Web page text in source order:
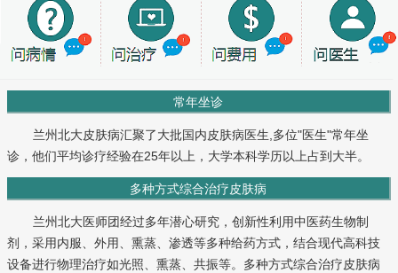
常年坐诊
兰州北大皮肤病汇聚了大批国内皮肤病医生,多位"医生"常年坐
诊，他们平均诊疗经验在25年以上，大学本科学历以上占到大半。
多种方式综合治疗皮肤病
兰州北大医师团经过多年潜心研究，创新性利用中医药生物制
剂，采用内服、外用、熏蒸、渗透等多种给药方式，结合现代高科技
设备进行物理治疗如光照、熏蒸、共振等。多种方式综合治疗皮肤病